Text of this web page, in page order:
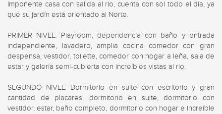
Imponente casa con salida al rio, cuenta con sol todo el día, ya
que su jardín está orientado al Norte.
PRIMER NIVEL: Playroom, dependencia con baño y entrada
independiente, lavadero, amplia cocina comedor con gran
despensa, vestidor, toilette, comedor con hogar a leña, sala de
estar y galería semi-cubierta con increíbles vistas al rio.
SEGUNDO NIVEL: Dormitorio en suite con escritorio y gran
cantidad de placares, dormitorio en suite, dormitorio con
vestidor, estar, baño completo, dormitorio con hogar e increíble